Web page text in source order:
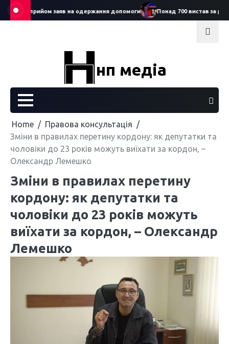
Skip
прийом заяв на одержання допомоги Понад 700 вистав за рік:
нп медіа
Home
Правова консультація
Зміни в правилах перетину кордону: як депутатки та
чоловіки до 23 років можуть виїхати за кордон, –
Олександр Лемешко
Зміни в правилах перетину
кордону: як депутатки та
чоловіки до 23 років можуть
виїхати за кордон, – Олександр
Лемешко